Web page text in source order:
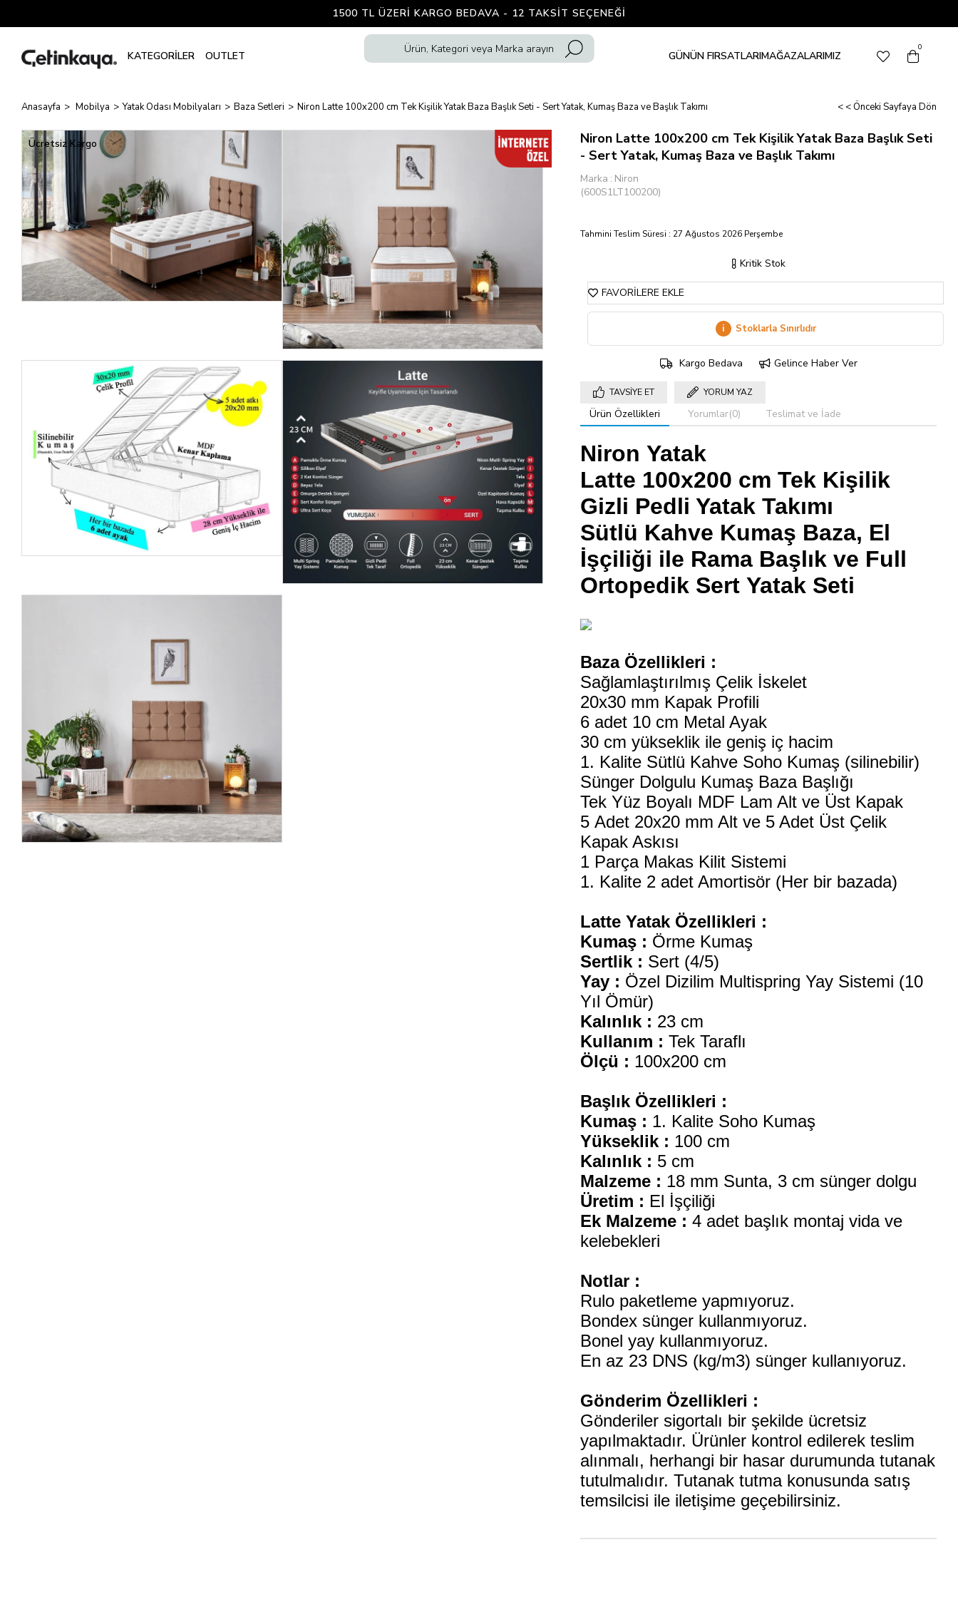
1500 TL ÜZERI KARGO BEDAVA - 12 TAKSIT SEÇENEĞI
GÜNÜN FIRSATLARIMAĞAZALARIMIZ
0
Anasayfa Mobilya Yatak Odası Mobilyaları Baza Setleri Niron Latte 100x200 cm Tek Kişilik Yatak Baza Başlık Seti - Sert Yatak, Kumaş Baza ve Başlık Takımı < < Önceki Sayfaya Dön
Ücretsiz Kargo
Niron Latte 100x200 cm Tek Kişilik Yatak Baza Başlık Seti
- Sert Yatak, Kumaş Baza ve Başlık Takımı
Marka : Niron
(600S1LT100200)
Tahmini Teslim Süresi : 27 Ağustos 2026 Perşembe
Kritik Stok
FAVORILERE EKLE
i Stoklarla Sınırlıdır
Kargo Bedava Gelince Haber Ver
TAVSIYE ET YORUM YAZ
Ürün Özellikleri Yorumlar(0) Teslimat ve İade
Niron Yatak
Latte 100x200 cm Tek Kişilik
Gizli Pedli Yatak Takımı
Sütlü Kahve Kumaş Baza, El
İşçiliği ile Rama Başlık ve Full
Ortopedik Sert Yatak Seti
Baza Özellikleri :
Sağlamlaştırılmış Çelik İskelet
20x30 mm Kapak Profili
6 adet 10 cm Metal Ayak
30 cm yükseklik ile geniş iç hacim
1. Kalite Sütlü Kahve Soho Kumaş (silinebilir)
Sünger Dolgulu Kumaş Baza Başlığı
Tek Yüz Boyalı MDF Lam Alt ve Üst Kapak
5 Adet 20x20 mm Alt ve 5 Adet Üst Çelik
Kapak Askısı
1 Parça Makas Kilit Sistemi
1. Kalite 2 adet Amortisör (Her bir bazada)
Latte Yatak Özellikleri :
Kumaş : Örme Kumaş
Sertlik : Sert (4/5)
Yay : Özel Dizilim Multispring Yay Sistemi (10
Yıl Ömür)
Kalınlık : 23 cm
Kullanım : Tek Taraflı
Ölçü : 100x200 cm
Başlık Özellikleri :
Kumaş : 1. Kalite Soho Kumaş
Yükseklik : 100 cm
Kalınlık : 5 cm
Malzeme : 18 mm Sunta, 3 cm sünger dolgu
Üretim : El İşçiliği
Ek Malzeme : 4 adet başlık montaj vida ve
kelebekleri
Notlar :
Rulo paketleme yapmıyoruz.
Bondex sünger kullanmıyoruz.
Bonel yay kullanmıyoruz.
En az 23 DNS (kg/m3) sünger kullanıyoruz.
Gönderim Özellikleri :
Gönderiler sigortalı bir şekilde ücretsiz
yapılmaktadır. Ürünler kontrol edilerek teslim
alınmalı, herhangi bir hasar durumunda tutanak
tutulmalıdır. Tutanak tutma konusunda satış
temsilcisi ile iletişime geçebilirsiniz.